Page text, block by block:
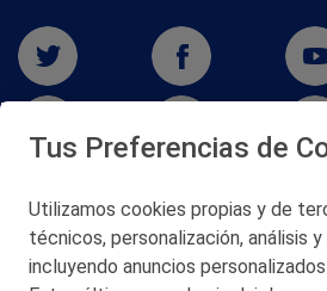
San Martín 5-Edificio
48550 Muskiz
Telf. 946 357 000
Tus Preferencias de
Utilizamos cookies propias y de
técnicos, personalización, análisis
incluyendo anuncios